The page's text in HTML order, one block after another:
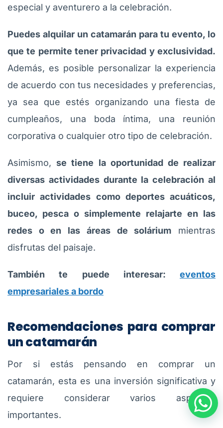
especial y aventurero a la celebración.
Puedes alquilar un catamarán para tu evento, lo
que te permite tener privacidad y exclusividad.
Además, es posible personalizar la experiencia
de acuerdo con tus necesidades y preferencias,
ya sea que estés organizando una fiesta de
cumpleaños, una boda íntima, una reunión
corporativa o cualquier otro tipo de celebración.
Asimismo,se tiene la oportunidad de realizar
diversas actividades durante la celebración al
incluir actividades como deportes acuáticos,
buceo, pesca o simplemente relajarte en las
redes o en las áreas de solárium mientras
disfrutas del paisaje.
También te puede interesar: eventos
empresariales a bordo
Recomendaciones para comprar
un catamarán
Por si estás pensando en comprar un
catamarán, esta es una inversión significativa y
requiere considerar varios aspectos
importantes.